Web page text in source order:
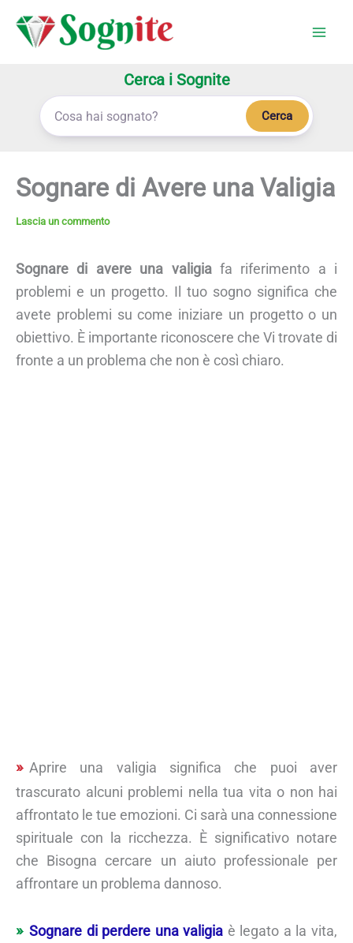
Cerca i Sognite
Cerca
Sognare di Avere una Valigia
Lascia un commento
Sognare di avere una valigiafa riferimento a i
problemi e un progetto. Il tuo sogno significa che
avete problemi su come iniziare un progetto o un
obiettivo. È importante riconoscere che Vi trovate di
fronte a un problema che non è così chiaro.
Aprire una valigia significa che puoi aver
trascurato alcuni problemi nella tua vita o non hai
affrontato le tue emozioni. Ci sarà una connessione
spirituale con la ricchezza. È significativo notare
che Bisogna cercare un aiuto professionale per
affrontare un problema dannoso.
Sognare di perdere una valigia è legato a la vita,